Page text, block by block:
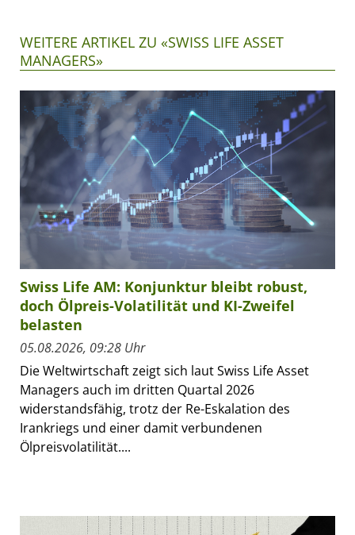
WEITERE ARTIKEL ZU «SWISS LIFE ASSET
MANAGERS»
Swiss Life AM: Konjunktur bleibt robust,
doch Ölpreis-Volatilität und KI-Zweifel
belasten
05.08.2026, 09:28 Uhr
Die Weltwirtschaft zeigt sich laut Swiss Life Asset
Managers auch im dritten Quartal 2026
widerstandsfähig, trotz der Re-Eskalation des
Irankriegs und einer damit verbundenen
Ölpreisvolatilität....